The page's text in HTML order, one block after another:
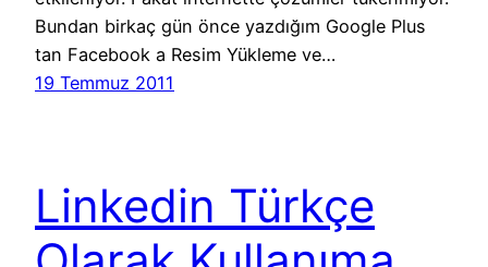
Bundan birkaç gün önce yazdığım Google Plus
tan Facebook a Resim Yükleme ve…
19 Temmuz 2011
Linkedin Türkçe